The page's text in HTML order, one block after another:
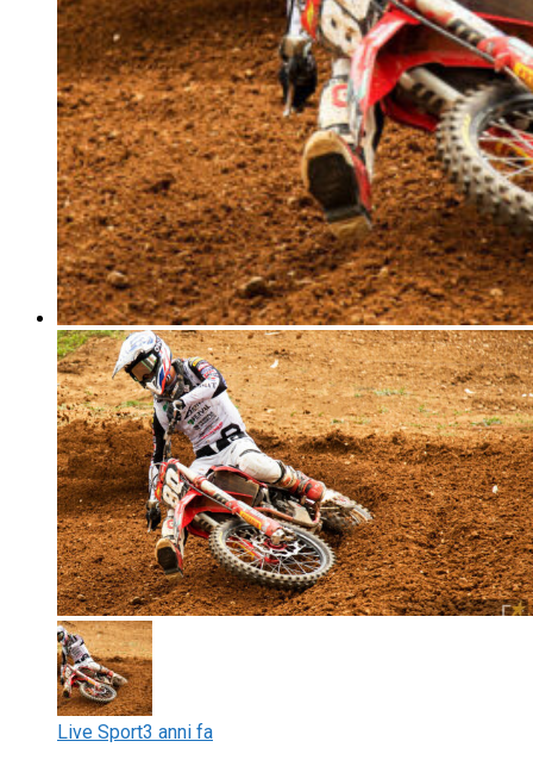
Live Sport3 anni fa